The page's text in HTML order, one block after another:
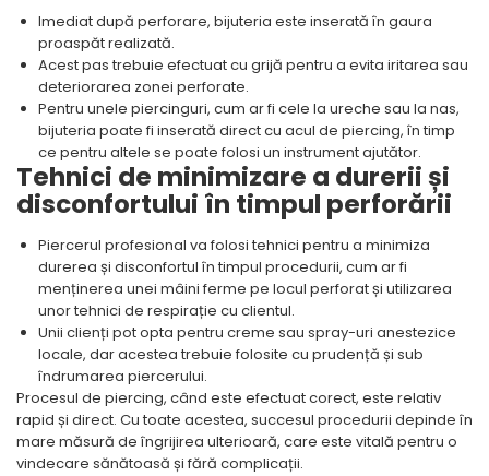
Imediat după perforare, bijuteria este inserată în gaura
proaspăt realizată.
Acest pas trebuie efectuat cu grijă pentru a evita iritarea sau
deteriorarea zonei perforate.
Pentru unele piercinguri, cum ar fi cele la ureche sau la nas,
bijuteria poate fi inserată direct cu acul de piercing, în timp
ce pentru altele se poate folosi un instrument ajutător.
Tehnici de minimizare a durerii și
disconfortului în timpul perforării
Piercerul profesional va folosi tehnici pentru a minimiza
durerea și disconfortul în timpul procedurii, cum ar fi
menținerea unei mâini ferme pe locul perforat și utilizarea
unor tehnici de respirație cu clientul.
Unii clienți pot opta pentru creme sau spray-uri anestezice
locale, dar acestea trebuie folosite cu prudență și sub
îndrumarea piercerului.
Procesul de piercing, când este efectuat corect, este relativ
rapid și direct. Cu toate acestea, succesul procedurii depinde în
mare măsură de îngrijirea ulterioară, care este vitală pentru o
vindecare sănătoasă și fără complicații.